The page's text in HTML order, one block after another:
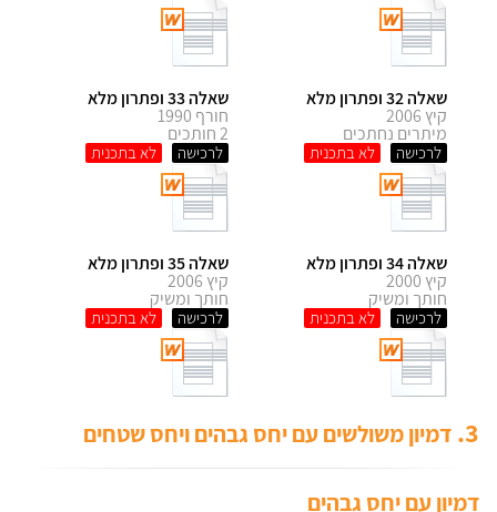
שאלה 32 ופתרון מלא
קיץ 2006
מיתרים נחתכים
לרכישה
שאלה 33 ופתרון מלא
חורף 1990
2 חותכים
לרכישה
שאלה 34 ופתרון מלא
קיץ 2000
חותך ומשיק
לרכישה
שאלה 35 ופתרון מלא
קיץ 2006
חותך ומשיק
לרכישה
3. דמיון משולשים עם יחס גבהים ויחס שטחים
דמיון עם יחס גבהים